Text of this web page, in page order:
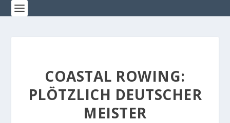
COASTAL ROWING:
PLÖTZLICH DEUTSCHER
MEISTER